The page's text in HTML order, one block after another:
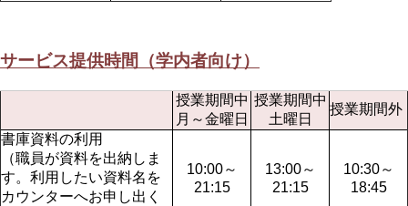
サービス提供時間（学内者向け）
授業期間中
月～金曜日
授業期間中
土曜日
授業期間外
書庫資料の利用
（職員が資料を出納しま
す。利用したい資料名を
カウンターへお申し出く
10:00～
21:15
13:00～
21:15
10:30～
18:45